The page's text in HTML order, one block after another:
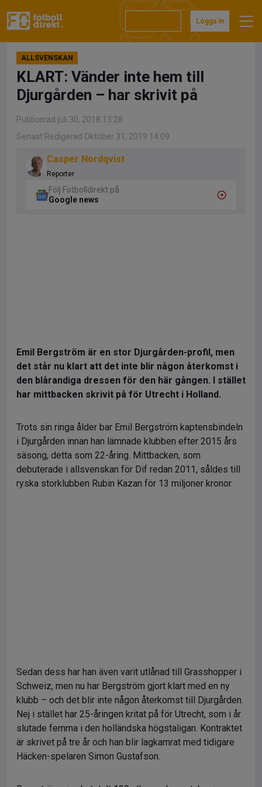
till
Logga in
ALLSVENSKAN
KLART: Vänder inte hem till
Djurgården – har skrivit på
Publicerad juli 30, 2018 13:28
Senast Redigerad Oktober 31, 2019 14:09
Casper Nordqvist
Reporter
Följ Fotbolldirekt på
Google news
Emil Bergström är en stor Djurgården-profil, men
det står nu klart att det inte blir någon återkomst i
den blårandiga dressen för den här gången. I stället
har mittbacken skrivit på för Utrecht i Holland.
Trots sin ringa ålder bar Emil Bergström kaptensbindeln
i Djurgården innan han lämnade klubben efter 2015 års
säsong, detta som 22-åring. Mittbacken, som
debuterade i allsvenskan för Dif redan 2011, såldes till
ryska storklubben Rubin Kazan för 13 miljoner kronor.
Sedan dess har han även varit utlånad till Grasshopper i
Schweiz, men nu har Bergström gjort klart med en ny
klubb – och det blir inte någon återkomst till Djurgården.
Nej i stället har 25-åringen kritat på för Utrecht, som i år
slutade femma i den holländska högstaligan. Kontraktet
är skrivet på tre år och han blir lagkamrat med tidigare
Häcken-spelaren Simon Gustafson.